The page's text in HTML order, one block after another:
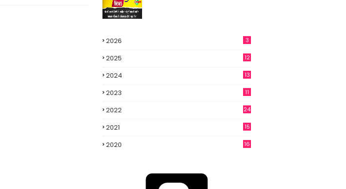
2026 3
2025 12
2024 13
2023 11
2022 24
2021
15
2020
16